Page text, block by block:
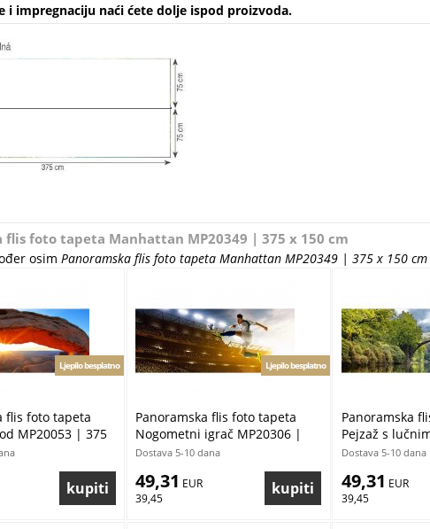
i impregnaciju naći ćete dolje ispod proizvoda.
flis foto tapeta Manhattan MP20349 | 375 x 150 cm
osim Panoramska flis foto tapeta Manhattan MP20349 | 375 x 150 cm
flis foto tapeta
MP20053 | 375
Ljepilo besplatno
Panoramska flis foto tapeta
Nogometni igrač MP20306 |
375 x 150 cm
Ljepilo besplatno
Dostava 5-10 dana
49,31 EUR
39,45
Panoramska
Pejzaž s
MP20060 | 375
Dostava 5-10 dana
49,31 EUR
39,45